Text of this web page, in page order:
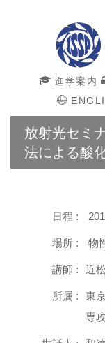
進学案内
放射光セミ
法による酸
日程 :
場所 : 物
講師 : 近
所属 :
東
専